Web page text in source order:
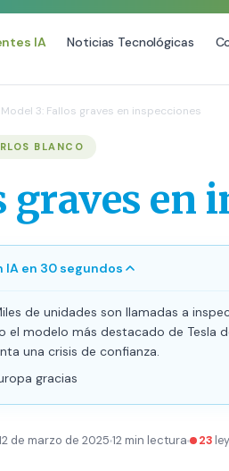
IA Noticias Tecnológicas
Consultoría SEO
SEO Local Avanzado
SEO para E-commerce
Link Building Premium
Posicionamiento en IA (GEO)
3: Fallos graves en inspecciones
BLANCO
en
IA en 30 segundos
de unidades son llamadas a
el modelo más destacado de Tesla
una crisis de confianza.
gracias
de marzo de 2025 12 min lectura 23